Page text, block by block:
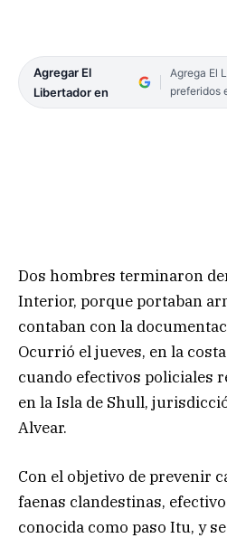
Agregar El
Libertador en
Agrega El
preferidos
Dos hombres terminaron
Interior, porque portaban
contaban con la
Ocurrió el jueves, en la
cuando efectivos policiales
en la Isla de Shull,
Alvear.
Con el objetivo de prevenir
faenas clandestinas,
conocida como paso Itu, y